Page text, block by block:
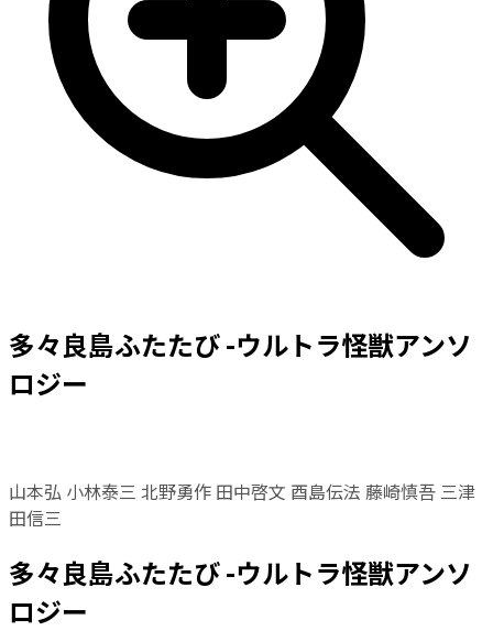
多々良島ふたたび -ウルトラ怪獣アンソ
ロジー
山本弘 小林泰三 北野勇作 田中啓文 酉島伝法 藤崎慎吾 三津
田信三
多々良島ふたたび -ウルトラ怪獣アンソ
ロジー